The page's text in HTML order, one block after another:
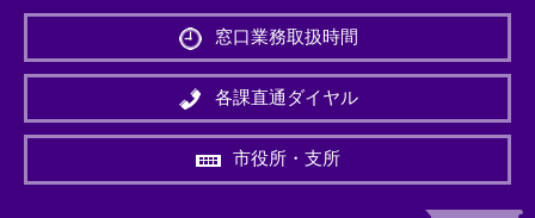
外
リ
窓口業務取扱時間
各課直通ダイヤル
市役所・支所